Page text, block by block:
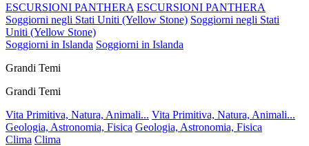
ESCURSIONI PANTHERA ESCURSIONI PANTHERA
Soggiorni negli Stati Uniti (Yellow Stone) Soggiorni negli Stati
Uniti (Yellow Stone)
Soggiorni in Islanda Soggiorni in Islanda
Grandi Temi
Grandi Temi
Vita Primitiva, Natura, Animali... Vita Primitiva, Natura, Animali...
Geologia, Astronomia, Fisica Geologia, Astronomia, Fisica
Clima Clima